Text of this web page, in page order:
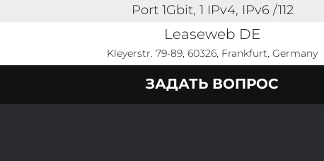
Port 1Gbit, 1 IPv4, IPv6 /112
Leaseweb DE
Kleyerstr. 79-89, 60326, Frankfurt, Germany
ЗАДАТЬ ВОПРОС